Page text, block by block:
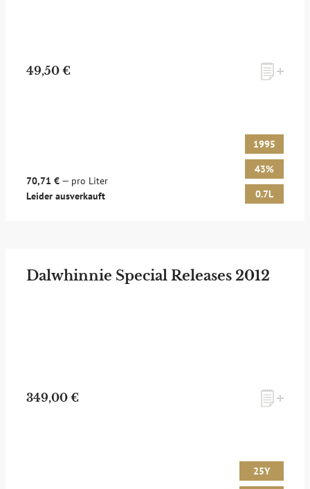
49,50 €
70,71 € — pro Liter
Leider ausverkauft
1995
43%
0.7L
Dalwhinnie Special Releases 2012
349,00 €
25Y